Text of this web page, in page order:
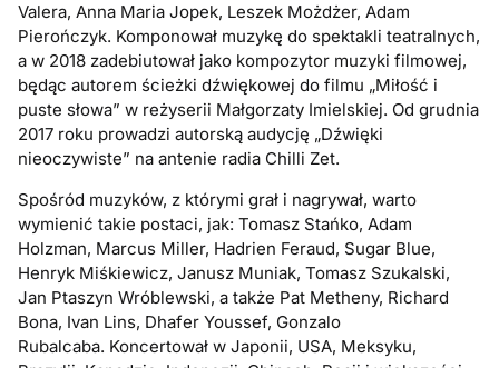
Valera, Anna Maria Jopek, Leszek Możdżer, Adam
Pierończyk. Komponował muzykę do spektakli teatralnych,
a w 2018 zadebiutował jako kompozytor muzyki filmowej,
będąc autorem ścieżki dźwiękowej do filmu „Miłość i
puste słowa” w reżyserii Małgorzaty Imielskiej. Od grudnia
2017 roku prowadzi autorską audycję „Dźwięki
nieoczywiste” na antenie radia Chilli Zet.
Spośród muzyków, z którymi grał i nagrywał, warto
wymienić takie postaci, jak: Tomasz Stańko, Adam
Holzman, Marcus Miller, Hadrien Feraud, Sugar Blue,
Henryk Miśkiewicz, Janusz Muniak, Tomasz Szukalski,
Jan Ptaszyn Wróblewski, a także Pat Metheny, Richard
Bona, Ivan Lins, Dhafer Youssef, Gonzalo
Rubalcaba. Koncertował w Japonii, USA, Meksyku,